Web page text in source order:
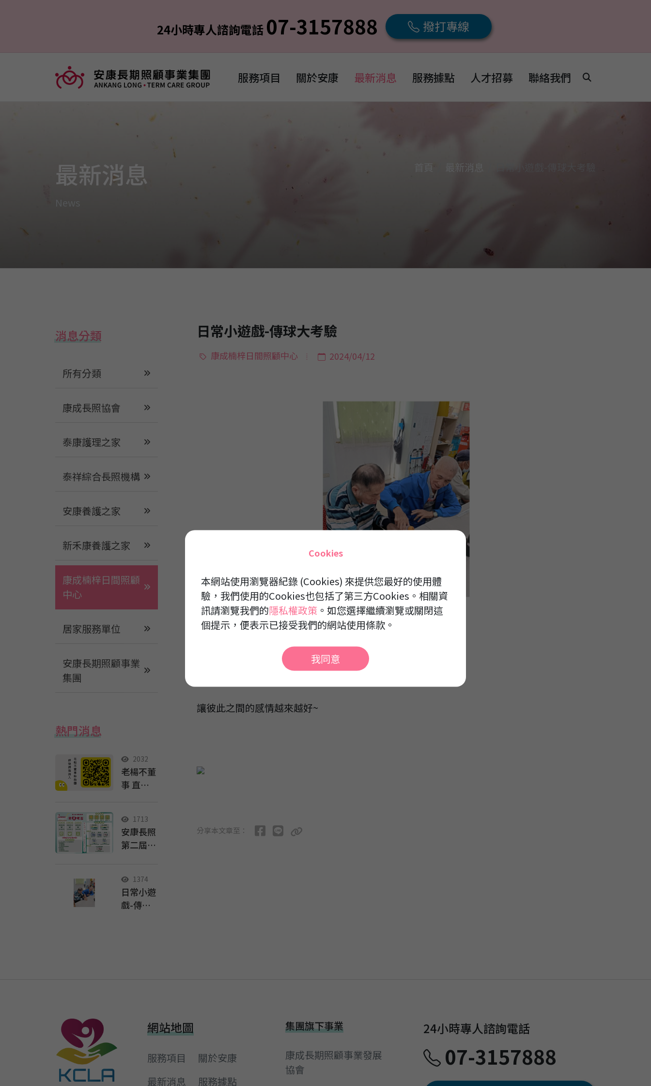
24小時專人諮詢電話 07-3157888 撥打專線
服務項目 關於安康 最新消息 服務據點 人才招募 聯絡我們
最新消息
News
首頁 最新消息
消息分類
所有分類
康成長照協會
泰康護理之家
泰祥綜合長照機構
安康養護之家
新禾康養護之家
康成楠梓日間照顧
中心
居家服務單位
安康長期照顧事業
集團
熱門消息
2032
老楊不董
事 直播
1713
安康長照
第二屆
你來挑戰
1374
日常小遊
戲-傳球
日常小遊戲-傳球大考驗
康成楠梓日間照顧中心 2024/04/12
讓彼此之間的感情越來越好~
分享本文章至：
網站地圖
服務項目
關於安康
最新消息
服務據點
集團旗下事業
康成長期照顧事業發展
協會
24小時專人諮詢電話
07-3157888
Cookies
本網站使用瀏覽器紀錄 (Cookies) 來提供您最好的使用體
驗，我們使用的Cookies也包括了第三方Cookies。相關資
訊請瀏覽我們的隱私權政策 。如您選擇繼續瀏覽或關閉這
個提示，便表示已接受我們的網站使用條款。
我同意